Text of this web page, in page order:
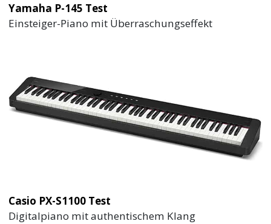
Yamaha P-145 Test
Einsteiger-Piano mit Überraschungseffekt
Casio PX-S1100 Test
Digitalpiano mit authentischem Klang